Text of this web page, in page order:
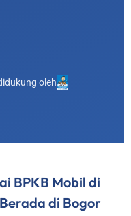
oleh
BPKB Mobil di
di Bogor